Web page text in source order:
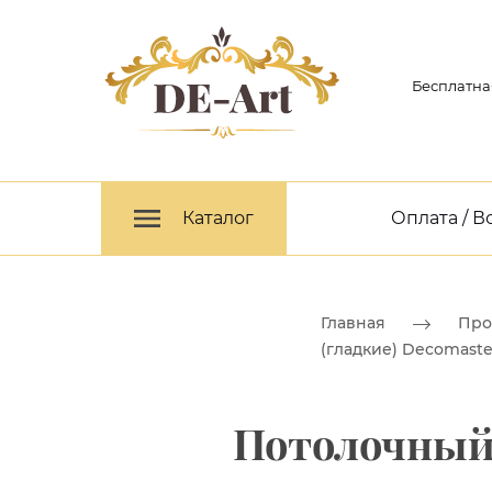
Каталог Оплата /
Главная
(гладкие)
Потолочный